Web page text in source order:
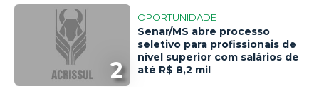
2
OPORTUNIDADE
Senar/MS abre processo
seletivo para profissionais de
nível superior com salários de
até R$ 8,2 mil